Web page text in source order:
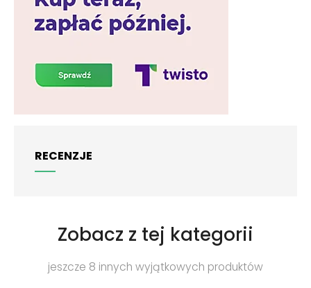
RECENZJE
Zobacz z tej kategorii
jeszcze 8 innych wyjątkowych produktów